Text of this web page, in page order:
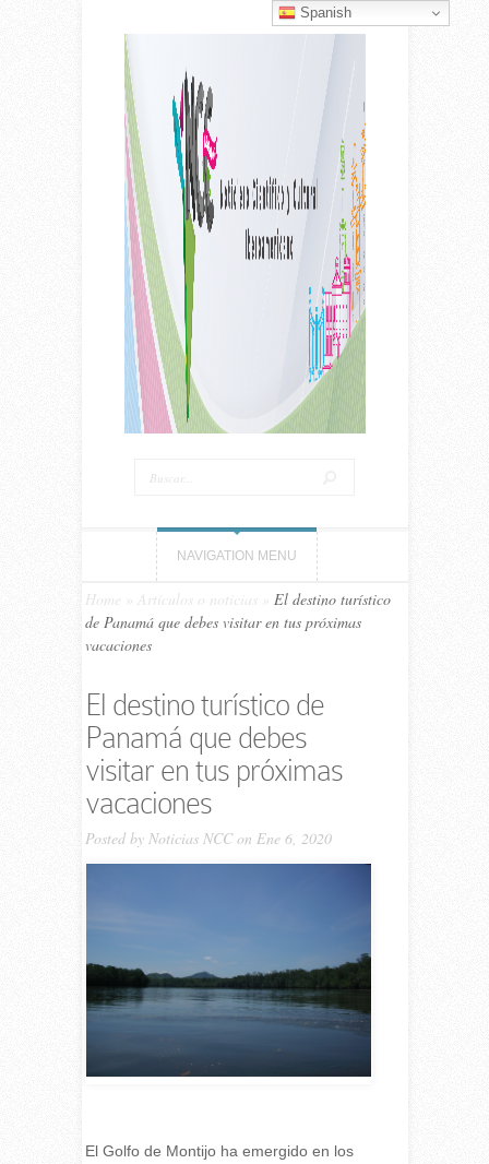
NAVIGATION MENU
Home Artículos o noticias
El destino turístico
de Panamá que debes visitar en tus próximas
vacaciones
El destino turístico de
Panamá que debes
visitar en tus próximas
vacaciones
Posted by Noticias NCCon Ene 6, 2020
El Golfo de Montijo ha emergido en los
Spanish